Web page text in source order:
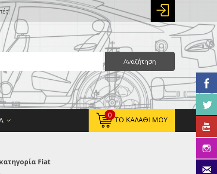
Αναζήτηση
0
ΤΟ ΚΑΛΆΘΙ ΜΟΥ
Fiat